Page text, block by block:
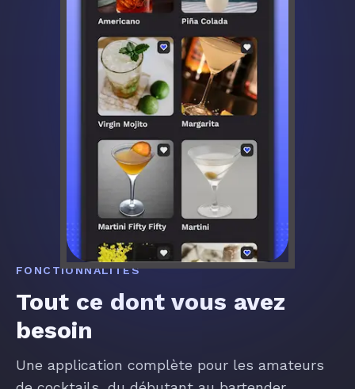
FONCTIONNALITÉS
Tout ce dont vous avez
besoin
Une application complète pour les amateurs